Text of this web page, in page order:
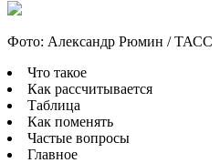
Фото: Александр Рюмин / ТАСС
Что такое
Как рассчитывается
Таблица
Как поменять
Частые вопросы
Главное